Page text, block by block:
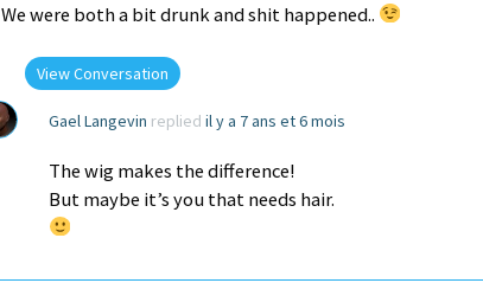
We were both a bit drunk and shit happened..
View Conversation
Gael Langevin replied il y a 7 ans et 6 mois
The wig makes the difference!
But maybe it’s you that needs hair.